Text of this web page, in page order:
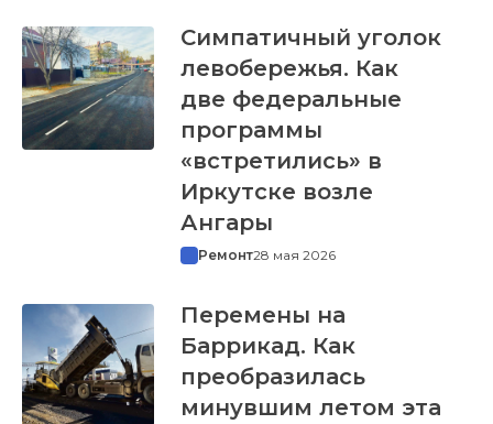
Симпатичный уголок
левобережья. Как
две федеральные
программы
«встретились» в
Иркутске возле
Ангары
Ремонт28 мая 2026
Перемены на
Баррикад. Как
преобразилась
минувшим летом эта